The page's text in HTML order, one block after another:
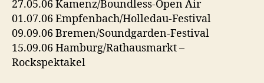
27.05.06 Kamenz/Boundless-Open Air
01.07.06 Empfenbach/Holledau-Festival
09.09.06 Bremen/Soundgarden-Festival
15.09.06 Hamburg/Rathausmarkt –
Rockspektakel